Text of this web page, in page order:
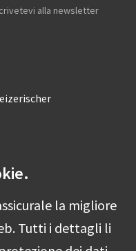
alla newsletter
la migliore
Tutti i dettagli li